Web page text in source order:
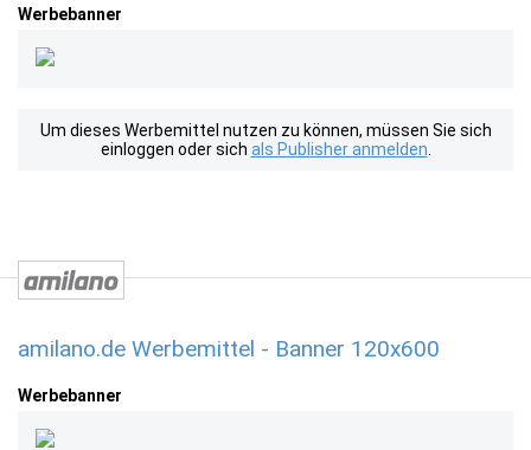
Werbebanner
Um dieses Werbemittel nutzen zu können, müssen Sie sich
einloggen oder sich als Publisher anmelden
amilano.de Werbemittel - Banner 120x600
Werbebanner